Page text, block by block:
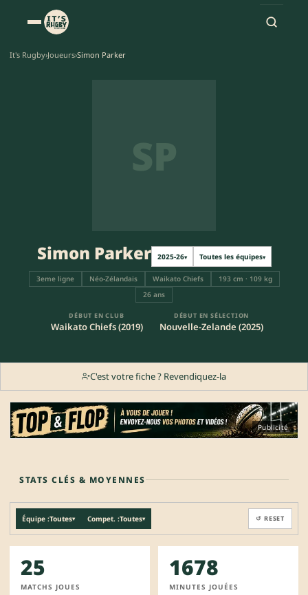
It's Rugby›Joueurs›Simon Parker
SP
Simon Parker 2025-26▾ Toutes les équipes▾
3eme ligne Néo-Zélandais Waikato Chiefs
193 cm · 109 kg
26 ans
DÉBUT EN CLUB
Waikato Chiefs (2019)
DÉBUT EN SÉLECTION
Nouvelle-Zelande (2025)
C'est votre fiche ? Revendiquez-la
Publicité
STATS CLÉS & MOYENNES
Équipe :Toutes▾ Compet. :Toutes▾ ↺ RESET
25
MATCHS JOUES
1678
MINUTES JOUÉES